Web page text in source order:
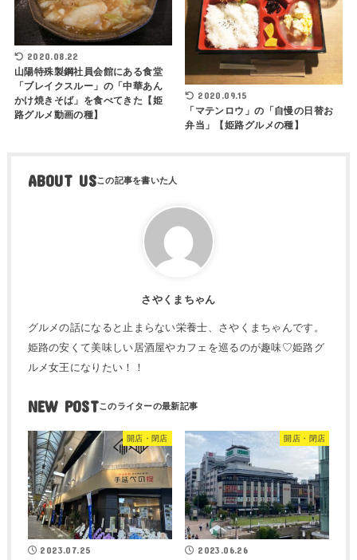
2020.08.22
山陽特殊製鋼社員会館にある食堂
「ブレイクスルー」の「中華あん
かけ焼きそば」を食べてきた【姫
路グルメ動画の種】
2020.09.15
「マテンロウ」の「自慢の日替お
弁当」【姫路グルメの種】
ABOUT US
さやくまちゃん
グルメの話になると止まらない栄養士、さやくまちゃんです。
姫路の安くて美味しい居酒屋やカフェを巡るのが趣味♡姫路グ
ルメ女王になりたい！！
NEW POST
開店・閉店
2023.07.25
開店・閉店
2023.06.26